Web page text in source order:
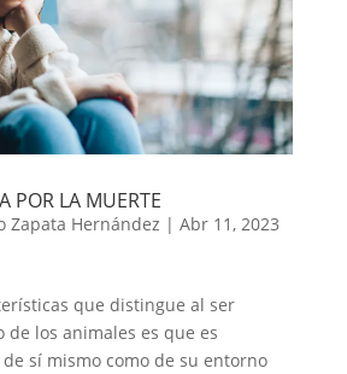
POR LA MUERTE
Zapata Hernández | Abr 11, 2023
que distingue al ser
de los animales es que es
sí mismo como de su entorno